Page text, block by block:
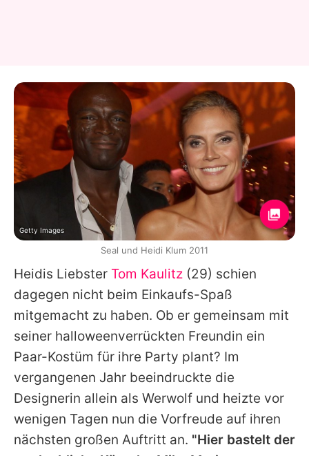
Heidis Liebster Tom Kaulitz (29) schien
dagegen nicht beim Einkaufs-Spaß
mitgemacht zu haben. Ob er gemeinsam mit
seiner halloweenverrückten Freundin ein
Paar-Kostüm für ihre Party plant? Im
vergangenen Jahr beeindruckte die
Designerin allein als Werwolf und heizte vor
wenigen Tagen nun die Vorfreude auf ihren
nächsten großen Auftritt an. "Hier bastelt der
Getty Images
Seal und Heidi Klum 2011